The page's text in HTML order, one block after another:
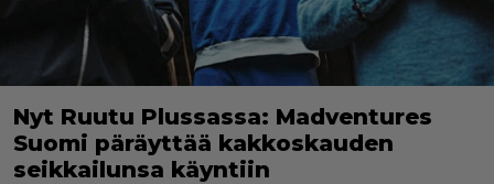
Nyt Ruutu Plussassa: Madventures
Suomi päräyttää kakkoskauden
seikkailunsa käyntiin